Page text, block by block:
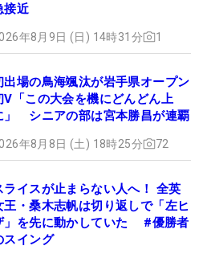
接近
年8月9日 (日) 14時31分 1
出場の鳥海颯汰が岩手県オープン
V「この大会を機にどんどん上
」 シニアの部は宮本勝昌が連覇
年8月8日 (土) 18時25分 72
ライスが止まらない人へ！ 全英
王・桑木志帆は切り返しで「左ヒ
」を先に動かしていた #優勝者
スイング